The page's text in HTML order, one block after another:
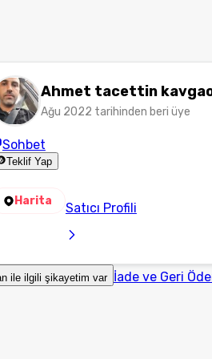
Ahmet tacettin
Ağu 2022 tarihinden beri üye
Sohbet
Teklif Yap
Harita Satıcı Profili
ile ilgili şikayetim var İade ve Geri